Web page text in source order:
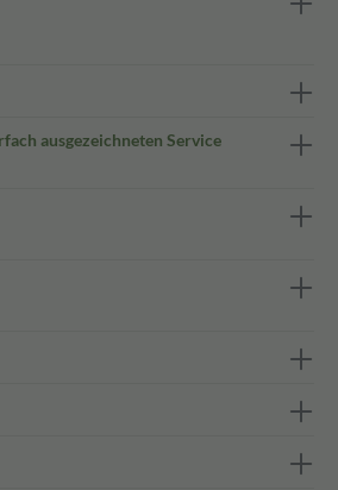
ausgezeichneten Service